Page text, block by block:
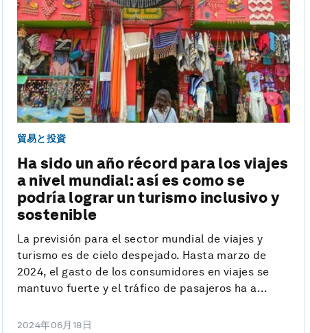
貿易と投資
Ha sido un año récord para los viajes
a nivel mundial: así es como se
podría lograr un turismo inclusivo y
sostenible
La previsión para el sector mundial de viajes y
turismo es de cielo despejado. Hasta marzo de
2024, el gasto de los consumidores en viajes se
mantuvo fuerte y el tráfico de pasajeros ha a...
2024年06月18日